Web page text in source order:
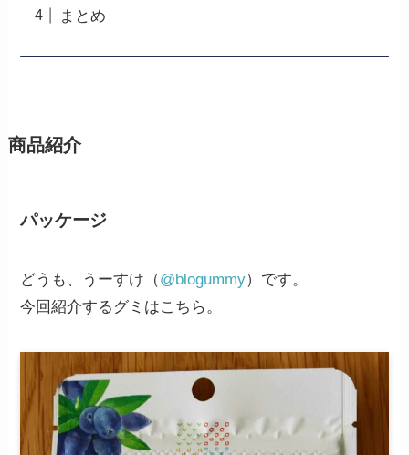
まとめ
商品紹介
パッケージ
どうも、うーすけ（@blogummy）です。
今回紹介するグミはこちら。